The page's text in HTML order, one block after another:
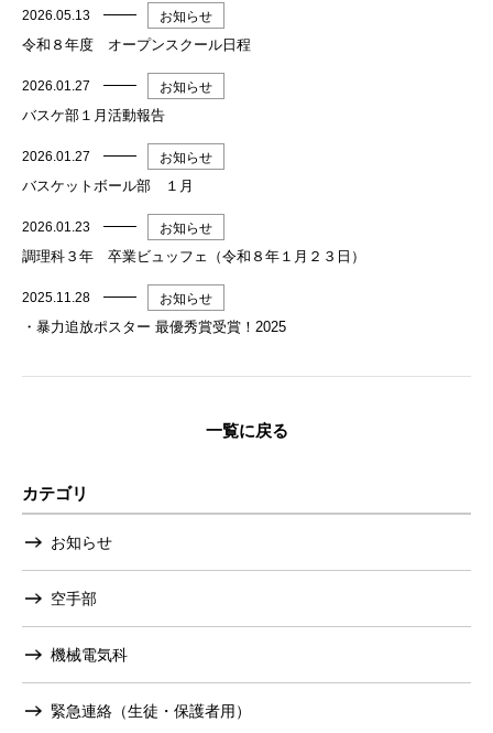
2026.05.13 お知らせ
令和８年度 オープンスクール日程
2026.01.27 お知らせ
バスケ部１月活動報告
2026.01.27 お知らせ
バスケットボール部 １月
2026.01.23 お知らせ
調理科３年 卒業ビュッフェ（令和８年１月２３日）
2025.11.28 お知らせ
・暴力追放ポスター 最優秀賞受賞！2025
一覧に戻る
カテゴリ
お知らせ
空手部
機械電気科
緊急連絡（生徒・保護者用）